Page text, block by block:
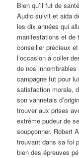
Bien qu’il fut de
Audic suivit et aida
les dix années qui
manifestations et de
conseiller précieux
l’occasion à coller
de nos
campagne fut pour
satisfaction morale,
son vannetais
trouver aux prises
extrême pudeur de
soupçonner. Robert
trouvant dans sa foi
bien des épreuves